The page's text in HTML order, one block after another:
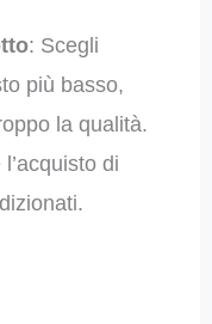
: Scegli
più basso,
la qualità.
di